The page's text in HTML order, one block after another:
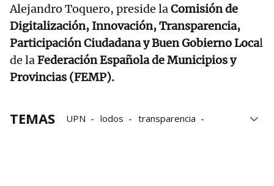
Alejandro Toquero, preside laComisión de
Digitalización, Innovación, Transparencia,
Participación Ciudadana y Buen Gobierno Local
de laFederación Española de Municipios y
Provincias (FEMP).
TEMAS UPN lodos
transparencia